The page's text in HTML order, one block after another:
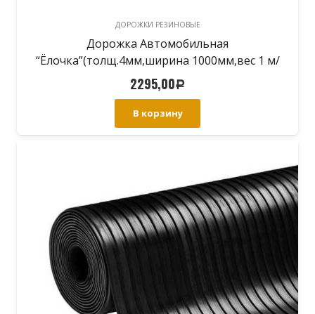
ДОРОЖКИ РЕЗИНОВЫЕ
Дорожка Автомобильная
“Ёлочка”(толщ.4мм,ширина 1000мм,вес 1 м/
п-4.50кг)
2295,00Р
В корзину